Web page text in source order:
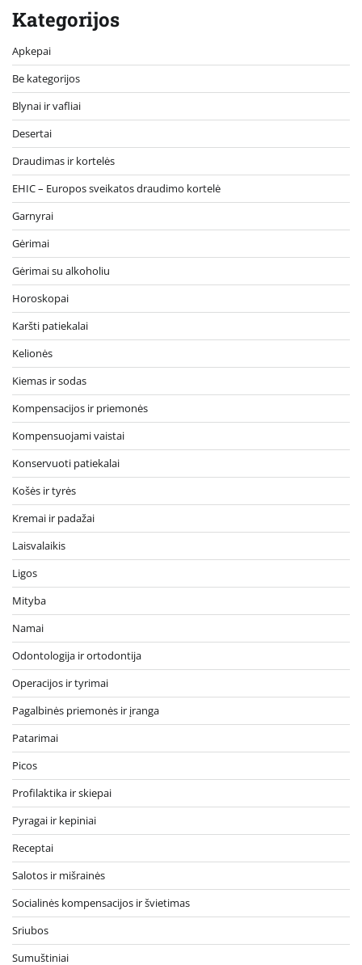
Kategorijos
Apkepai
Be kategorijos
Blynai ir vafliai
Desertai
Draudimas ir kortelės
EHIC – Europos sveikatos draudimo kortelė
Garnyrai
Gėrimai
Gėrimai su alkoholiu
Horoskopai
Karšti patiekalai
Kelionės
Kiemas ir sodas
Kompensacijos ir priemonės
Kompensuojami vaistai
Konservuoti patiekalai
Košės ir tyrės
Kremai ir padažai
Laisvalaikis
Ligos
Mityba
Namai
Odontologija ir ortodontija
Operacijos ir tyrimai
Pagalbinės priemonės ir įranga
Patarimai
Picos
Profilaktika ir skiepai
Pyragai ir kepiniai
Receptai
Salotos ir mišrainės
Socialinės kompensacijos ir švietimas
Sriubos
Sumuštiniai